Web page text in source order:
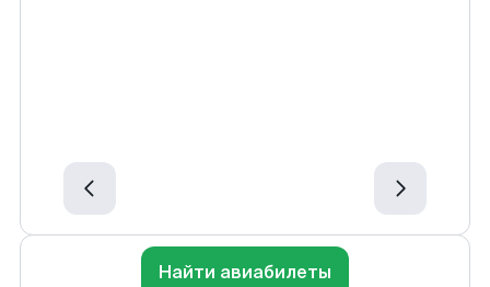
Найти авиабилеты